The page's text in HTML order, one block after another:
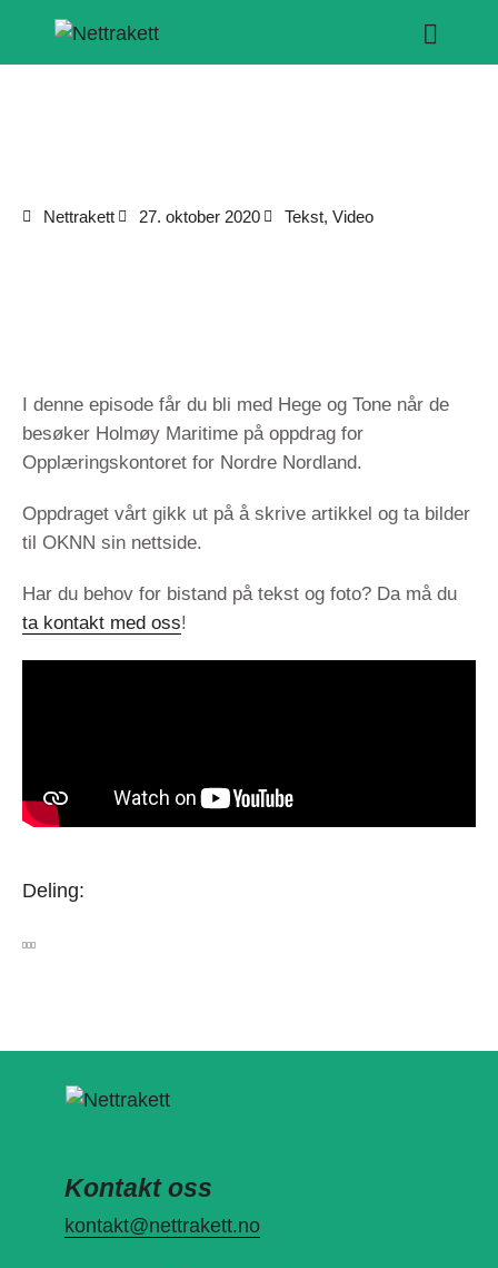
Nettrakett 27. oktober 2020 Tekst, Video
I denne episode får du bli med Hege og Tone når de
besøker Holmøy Maritime på oppdrag for
Opplæringskontoret for Nordre Nordland.
Oppdraget vårt gikk ut på å skrive artikkel og ta bilder
til OKNN sin nettside.
Har du behov for bistand på tekst og foto? Da må du
ta kontakt med oss!
Deling:
Kontakt oss
kontakt@nettrakett.no